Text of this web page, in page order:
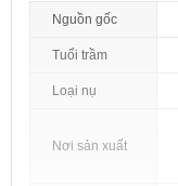
Nguồn gốc
Tuổi trầm
Loại nụ
Nơi sản xuất